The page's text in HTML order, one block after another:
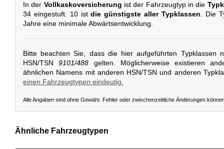
In der Vollkaskoversicherung ist der Fahrzeugtyp in die
34 eingestuft. 10 istdie günstigste aller Typklassen. Die
Jahre eine minimale Abwärtsentwicklung.
Bitte beachten Sie, dass die hier aufgeführten Typklassen
HSN/TSN9101/488 gelten. Möglicherweise existieren
ähnlichen Namens mit anderen HSN/TSN und anderen
einen Fahrzeugtypen eindeutig.
Alle Angaben sind ohne Gewähr. Fehler oder zwischenzeitliche Änderungen
Ähnliche Fahrzeugtypen